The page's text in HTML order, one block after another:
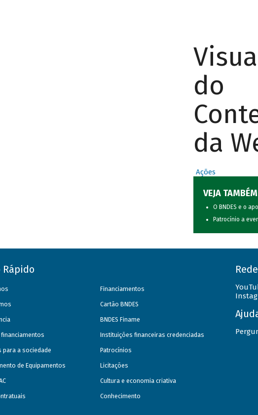
do
da
Ações
VEJA TAMBÉM
O BNDES e o
Patrocínio a
Rápido
para a sociedade
de Equipamentos
Financiamentos
Cartão BNDES
BNDES Finame
Instituições financeiras credenciadas
Patrocínios
Licitações
Cultura e economia criativa
Conhecimento